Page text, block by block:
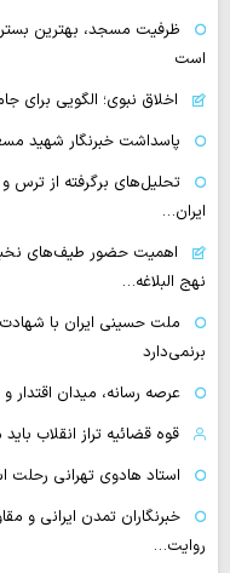
ظرفیت مسجد، بهترین
است
اخلاق نبوی؛ الگویی برای
پاسداشت خبرنگار شهید
تحلیل‌های برگرفته از
ایران…
اهمیت حضور طیف‌های
نهج البلاغه…
ملت حسینی ایران با
برنمی‌دارد
عرصه رسانه، میدان اقتدار
قوه قضائیه تراز انقلاب
استاد هادوی تهرانی رحلت
خبرنگاران تمدن ایرانی و
روایت…